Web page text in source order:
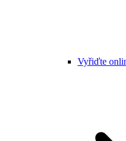
Vyřiďte